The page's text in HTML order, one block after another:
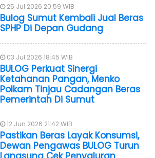
25 Jul 2026 20:59 WIB
Bulog Sumut Kembali Jual Beras
SPHP Di Depan Gudang
03 Jul 2026 18:45 WIB
BULOG Perkuat Sinergi
Ketahanan Pangan, Menko
Polkam Tinjau Cadangan Beras
Pemerintah Di Sumut
12 Jun 2026 21:42 WIB
Pastikan Beras Layak Konsumsi,
Dewan Pengawas BULOG Turun